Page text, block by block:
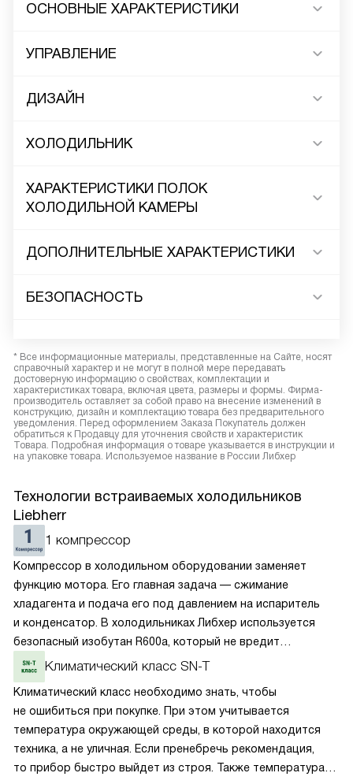
ОСНОВНЫЕ ХАРАКТЕРИСТИКИ
УПРАВЛЕНИЕ
ДИЗАЙН
ХОЛОДИЛЬНИК
ХАРАКТЕРИСТИКИ ПОЛОК
ХОЛОДИЛЬНОЙ КАМЕРЫ
ДОПОЛНИТЕЛЬНЫЕ ХАРАКТЕРИСТИКИ
БЕЗОПАСНОСТЬ
* Все информационные материалы, представленные на Сайте, носят
справочный характер и не могут в полной мере передавать
достоверную информацию о свойствах, комплектации и
характеристиках товара, включая цвета, размеры и формы. Фирма-
производитель оставляет за собой право на внесение изменений в
конструкцию, дизайн и комплектацию товара без предварительного
уведомления. Перед оформлением Заказа Покупатель должен
обратиться к Продавцу для уточнения свойств и характеристик
Товара. Подробная информация о товаре указывается в инструкции и
на упаковке товара. Используемое название в России Либхер
Технологии встраиваемых холодильников
Liebherr
1 компрессор
Компрессор в холодильном оборудовании заменяет
функцию мотора. Его главная задача — сжимание
хладагента и подача его под давлением на испаритель
и конденсатор. В холодильниках Либхер используется
безопасный изобутан R600a, который не вредит
окружающей среде. Компрессор перегоняет его
по охладительному контуру по принципу насоса. Чем
лучше работает «мотор» прибора, тем качественнее
и быстрее происходит охлаждение, затрачивается
меньше электроэнергии.
Климатический класс SN-T
Климатический класс необходимо знать, чтобы
не ошибиться при покупке. При этом учитывается
температура окружающей среды, в которой находится
техника, а не уличная. Если пренебречь рекомендация,
то прибор быстро выйдет из строя. Также температура